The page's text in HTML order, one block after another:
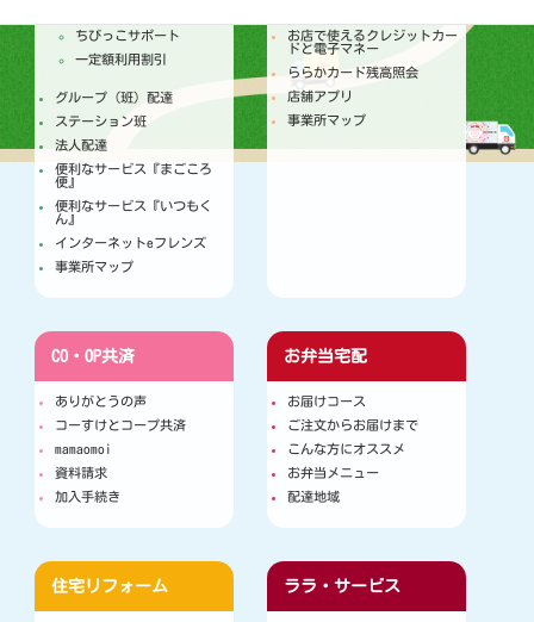
ちびっこサポート
一定額利用割引
グループ（班）配達
ステーション班
法人配達
便利なサービス『まごころ
便』
便利なサービス『いつもく
ん』
インターネットeフレンズ
事業所マップ
お店で使えるクレジットカー
ドと電子マネー
ららかカード残高照会
店舗アプリ
事業所マップ
CO・OP共済
ありがとうの声
コーすけとコープ共済
mamaomoi
資料請求
加入手続き
お弁当宅配
お届けコース
ご注文からお届けまで
こんな方にオススメ
お弁当メニュー
配達地域
住宅リフォーム ララ・サービス